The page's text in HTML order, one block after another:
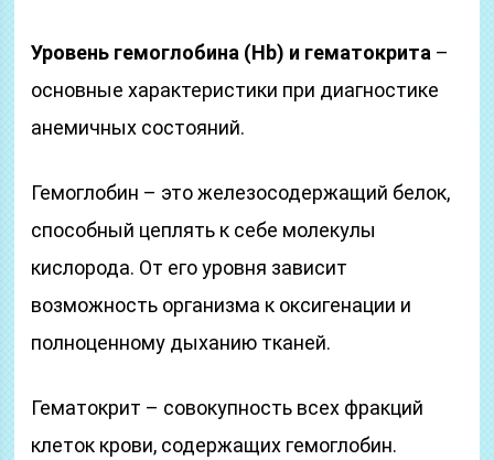
Уровень гемоглобина (Hb) и гематокрита –
основные характеристики при диагностике
анемичных состояний.
Гемоглобин – это железосодержащий белок,
способный цеплять к себе молекулы
кислорода. От его уровня зависит
возможность организма к оксигенации и
полноценному дыханию тканей.
Гематокрит – совокупность всех фракций
клеток крови, содержащих гемоглобин.